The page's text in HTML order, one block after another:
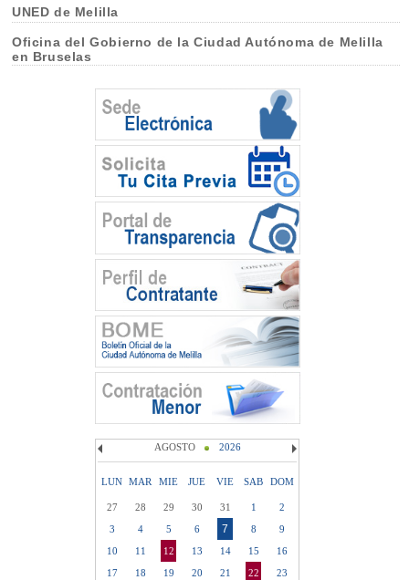
UNED de Melilla
Oficina del Gobierno de la Ciudad Autónoma de Melilla
en Bruselas
AGOSTO 2026
LUN MAR MIE JUE VIE SAB DOM
27 28 29 30 31 1
2
3
4 5 6 7 8
9
10
11 12 13 14 15
16
17
18 19 20 21 22
23